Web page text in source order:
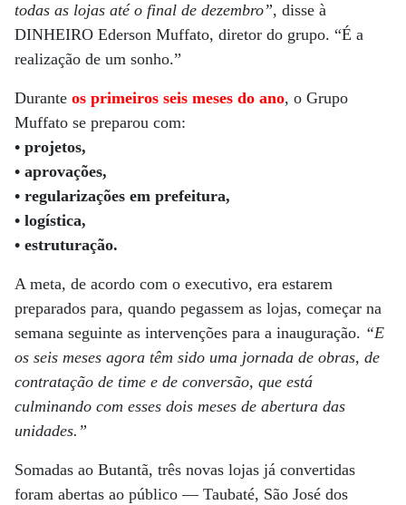
todas as lojas até o final de dezembro”, disse à
DINHEIRO Ederson Muffato, diretor do grupo. “É a
realização de um sonho.”
Durante os primeiros seis meses do ano, o Grupo
Muffato se preparou com:
• projetos,
• aprovações,
• regularizações em prefeitura,
• logística,
• estruturação.
A meta, de acordo com o executivo, era estarem
preparados para, quando pegassem as lojas, começar na
semana seguinte as intervenções para a inauguração. “E
os seis meses agora têm sido uma jornada de obras, de
contratação de time e de conversão, que está
culminando com esses dois meses de abertura das
unidades.”
Somadas ao Butantã, três novas lojas já convertidas
foram abertas ao público — Taubaté, São José dos